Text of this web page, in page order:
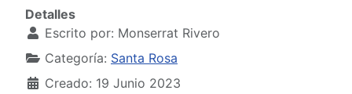
Detalles
Escrito por: Monserrat Rivero
Categoría: Santa Rosa
Creado: 19 Junio 2023